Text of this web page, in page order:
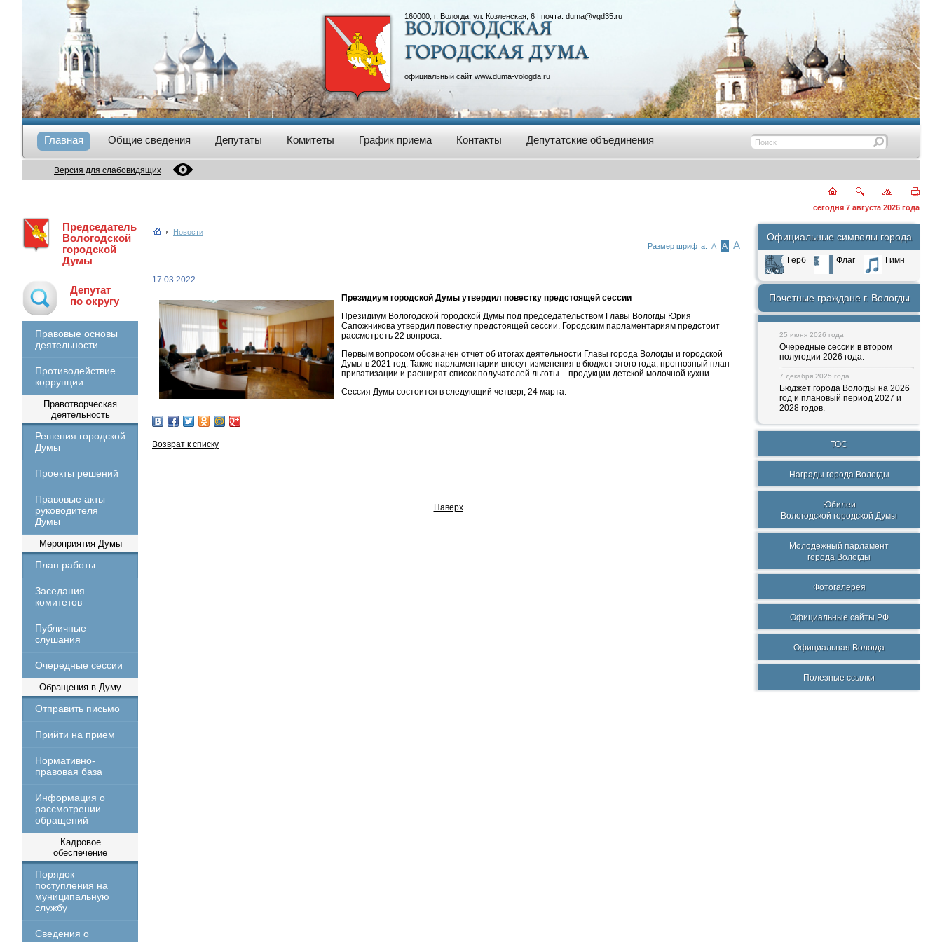
160000, г. Вологда, ул. Козленская, 6 | почта: duma@vgd35.ru
официальный сайт www.duma-vologda.ru
Главная Общие сведения Депутаты Комитеты График приема Контакты Депутатские объединения
Версия для слабовидящих
сегодня 7 августа 2026 года
Председатель
Вологодской
городской
Думы
Депутат
по округу
Правовые основы
деятельности
Противодействие
коррупции
Правотворческая
деятельность
Решения городской
Думы
Проекты решений
Правовые акты
руководителя
Думы
Мероприятия Думы
План работы
Заседания
комитетов
Публичные
слушания
Очередные сессии
Обращения в Думу
Отправить письмо
Прийти на прием
Нормативно-
правовая база
Информация о
рассмотрении
обращений
Кадровое
обеспечение
Порядок
поступления на
муниципальную
службу
Сведения о
Новости
Размер шрифта: А А А
17.03.2022
Президиум городской Думы утвердил повестку предстоящей сессии
Президиум Вологодской городской Думы под председательством Главы Вологды Юрия
Сапожникова утвердил повестку предстоящей сессии. Городским парламентариям предстоит
рассмотреть 22 вопроса.
Первым вопросом обозначен отчет об итогах деятельности Главы города Вологды и городской
Думы в 2021 год. Также парламентарии внесут изменения в бюджет этого года, прогнозный план
приватизации и расширят список получателей льготы – продукции детской молочной кухни.
Сессия Думы состоится в следующий четверг, 24 марта.
Возврат к списку
Наверх
Официальные символы города
Герб Флаг Гимн
Почетные граждане г. Вологды
25 июня 2026 года
Очередные сессии в втором
полугодии 2026 года.
7 декабря 2025 года
Бюджет города Вологды на 2026
год и плановый период 2027 и
2028 годов.
ТОС
Награды города Вологды
Юбилеи
Вологодской городской Думы
Молодежный парламент
города Вологды
Фотогалерея
Официальные сайты РФ
Официальная Вологда
Полезные ссылки